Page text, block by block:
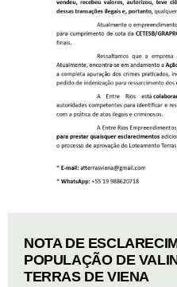
NOTA DE
POPULAÇÃO DE
TERRAS DE VIENA